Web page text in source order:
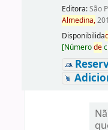
Editora:São
Almedina,
Disponibilida
[Númerode